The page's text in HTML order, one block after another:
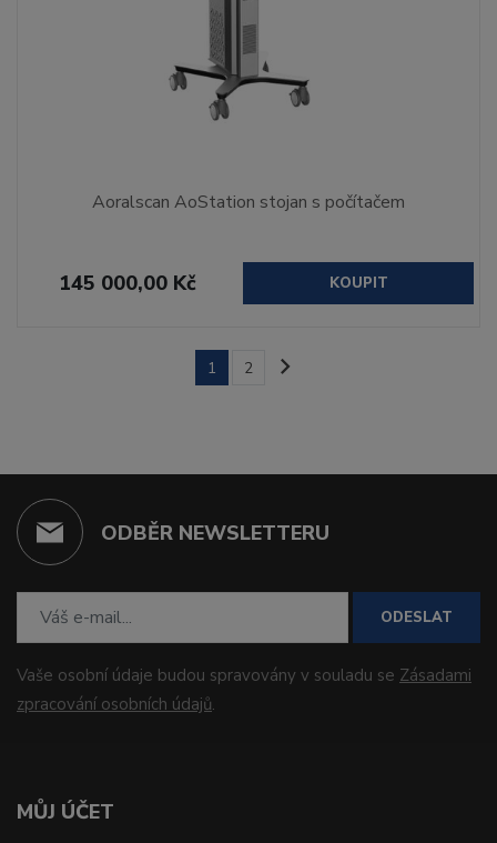
Aoralscan AoStation stojan s počítačem
145 000,00 Kč KOUPIT
1 2
ODBĚR NEWSLETTERU
ODESLAT
Vaše osobní údaje budou spravovány v souladu se Zásadami
zpracování osobních údajů.
MŮJ ÚČET